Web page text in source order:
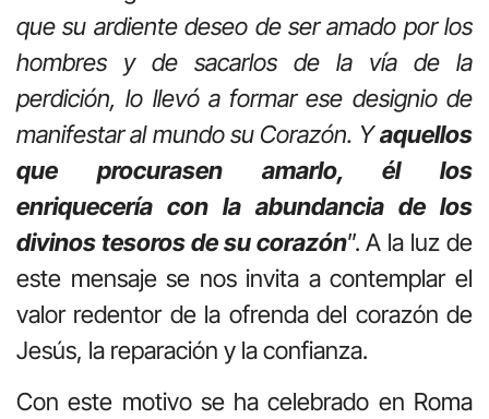
que su ardiente deseo de ser amado por los
hombres y de sacarlos de la vía de la
perdición, lo llevó a formar ese designio de
manifestar al mundo su Corazón. Yaquellos
que procurasen amarlo, él los
enriquecería con la abundancia de los
divinos tesoros de su corazón”. A la luz de
este mensaje se nos invita a contemplar el
valor redentor de la ofrenda del corazón de
Jesús, la reparación y la confianza.
Con este motivo se ha celebrado en Roma